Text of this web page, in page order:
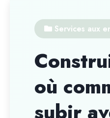
Services aux
où
subir